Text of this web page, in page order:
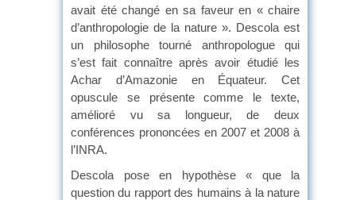
avait été changé en sa faveur en « chaire
d’anthropologie de la nature ». Descola est
un philosophe tourné anthropologue qui
s’est fait connaître après avoir étudié les
Achar d’Amazonie en Équateur. Cet
opuscule se présente comme le texte,
amélioré vu sa longueur, de deux
conférences prononcées en 2007 et 2008 à
l’INRA.
Descola pose en hypothèse « que la
question du rapport des humains à la nature